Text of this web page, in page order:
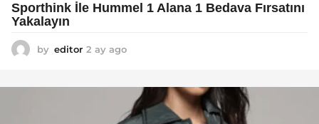
Sporthink İle Hummel 1 Alana 1 Bedava Fırsatını
Yakalayın
by editor 2 ay ago
a
g
o